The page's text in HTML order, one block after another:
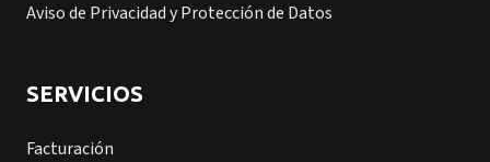
Aviso de Privacidad y Protección de Datos
SERVICIOS
Facturación